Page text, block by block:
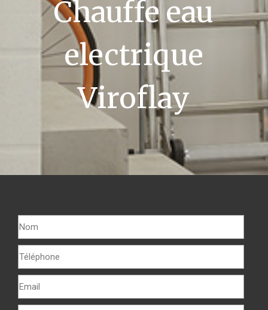
Chauffe eau
electrique
Viroflay